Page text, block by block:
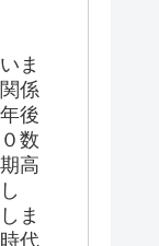
ま
係
後
数
高
ま
代